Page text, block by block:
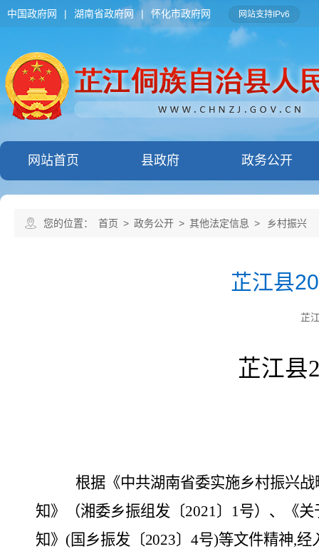
中国政府网 | 湖南省政府网 | 怀化市政府网 网站支持IPv6
网站首页 县政府 政务公开
您的位置： 首页 > 政务公开 > 其他法定信息 > 乡村振兴
芷江县
芷
芷江县
根据《中共湖南省委实施乡村振兴
知》
（湘委乡振组发〔2021〕1号） 、 《关
知》 (国乡振发〔2023〕4号)等文件精神,经